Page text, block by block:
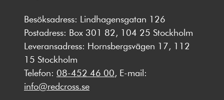
Besöksadress: Lindhagensgatan 126
Postadress: Box 301 82, 104 25 Stockholm
Leveransadress: Hornsbergsvägen 17, 112
15 Stockholm
Telefon: 08-452 46 00, E-mail:
info@redcross.se